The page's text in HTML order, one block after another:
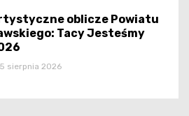
oblicze Powiatu
Tacy Jesteśmy
sierpnia 2026